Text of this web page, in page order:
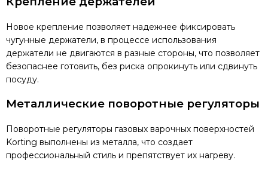
Новое крепление позволяет надежнее фиксировать
чугунные держатели, в процессе использования
держатели не двигаются в разные стороны, что позволяет
безопаснее готовить, без риска опрокинуть или сдвинуть
посуду.
Металлические поворотные регуляторы
Поворотные регуляторы газовых варочных поверхностей
Korting выполнены из металла, что создает
профессиональный стиль и препятствует их нагреву.